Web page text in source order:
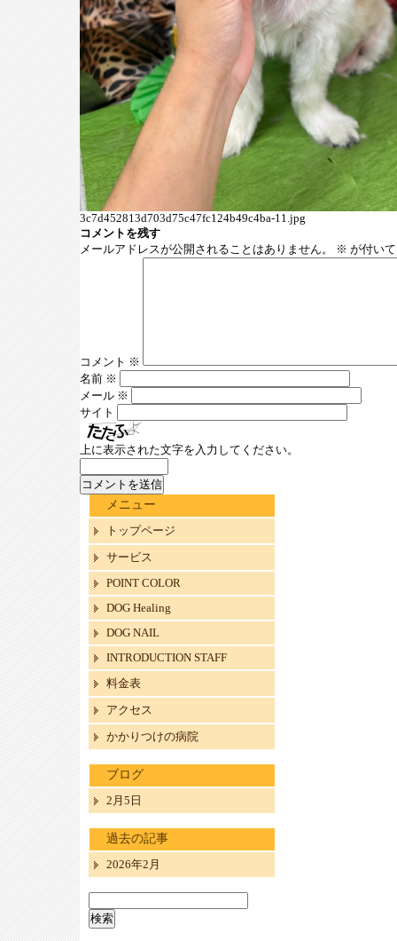
3c7d452813d703d75c47fc124b49c4ba-11.jpg
コメントを残す
メールアドレスが公開されることはありません。
※ が付い
コメント ※
名前 ※
メール ※
サイト
上に表示された文字を入力してください。
メニュー
トップページ
サービス
POINT COLOR
DOG Healing
DOG NAIL
INTRODUCTION STAFF
料金表
アクセス
かかりつけの病院
ブログ
2月5日
過去の記事
2026年2月
索: